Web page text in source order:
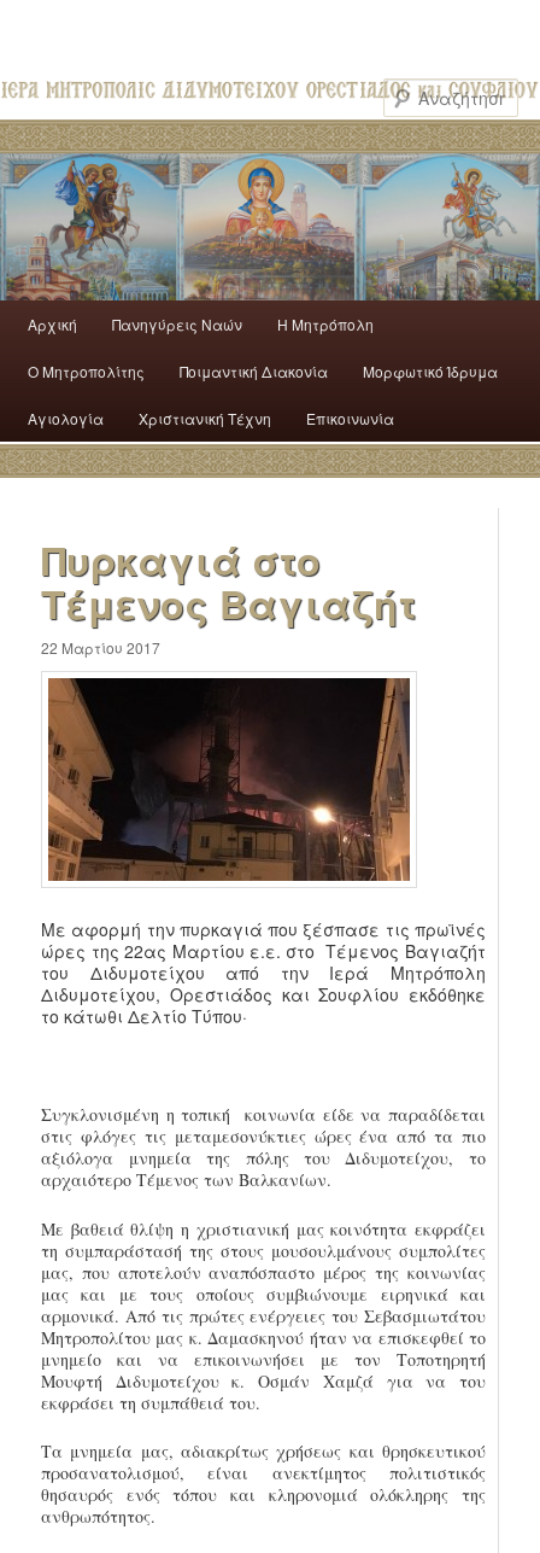
Αρχική Πανηγύρεις Ναών H Mητρόπολη
Ο Mητροπολίτης Ποιμαντική Διακονία Μορφωτικό Ίδρυμα
Αγιολογία Χριστιανική Τέχνη Επικοινωνία
Πυρκαγιά στο
Τέμενος Βαγιαζήτ
22 Μαρτίου 2017
Με αφορμή την πυρκαγιά που ξέσπασε τις πρωϊνές
ώρες της 22ας Μαρτίου ε.ε. στο Τέμενος Βαγιαζήτ
του Διδυμοτείχου από την Ιερά Μητρόπολη
Διδυμοτείχου, Ορεστιάδος και Σουφλίου εκδόθηκε
το κάτωθι Δελτίο Τύπου·
Συγκλονισμένη η τοπική κοινωνία είδε να παραδίδεται
στις φλόγες τις μεταμεσονύκτιες ώρες ένα από τα πιο
αξιόλογα μνημεία της πόλης του Διδυμοτείχου, το
αρχαιότερο Τέμενος των Βαλκανίων.
Με βαθειά θλίψη η χριστιανική μας κοινότητα εκφράζει
τη συμπαράστασή της στους μουσουλμάνους συμπολίτες
μας, που αποτελούν αναπόσπαστο μέρος της κοινωνίας
μας και με τους οποίους συμβιώνουμε ειρηνικά και
αρμονικά. Από τις πρώτες ενέργειες του Σεβασμιωτάτου
Μητροπολίτου μας κ. Δαμασκηνού ήταν να επισκεφθεί το
μνημείο και να επικοινωνήσει με τον Τοποτηρητή
Μουφτή Διδυμοτείχου κ. Οσμάν Χαμζά για να του
εκφράσει τη συμπάθειά του.
Τα μνημεία μας, αδιακρίτως χρήσεως και θρησκευτικού
προσανατολισμού, είναι ανεκτίμητος πολιτιστικός
θησαυρός ενός τόπου και κληρονομιά ολόκληρης της
ανθρωπότητος.